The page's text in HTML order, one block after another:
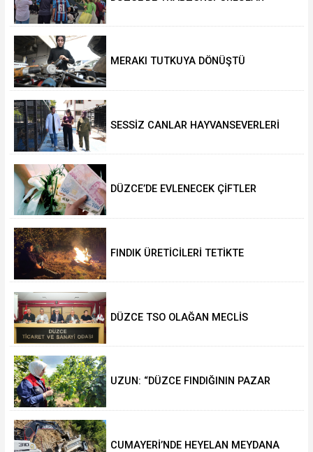
MERAKI TUTKUYA DÖNÜŞTÜ
SESSİZ CANLAR HAYVANSEVERLERİ
DÜZCE’DE EVLENECEK ÇİFTLER
FINDIK ÜRETİCİLERİ TETİKTE
DÜZCE TSO OLAĞAN MECLİS
UZUN: “DÜZCE FINDIĞININ PAZAR
CUMAYERİ’NDE HEYELAN MEYDANA